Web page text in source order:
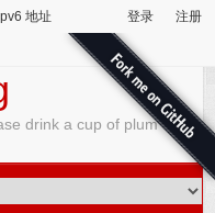
地址 登录 注册
drink a cup of plum wine